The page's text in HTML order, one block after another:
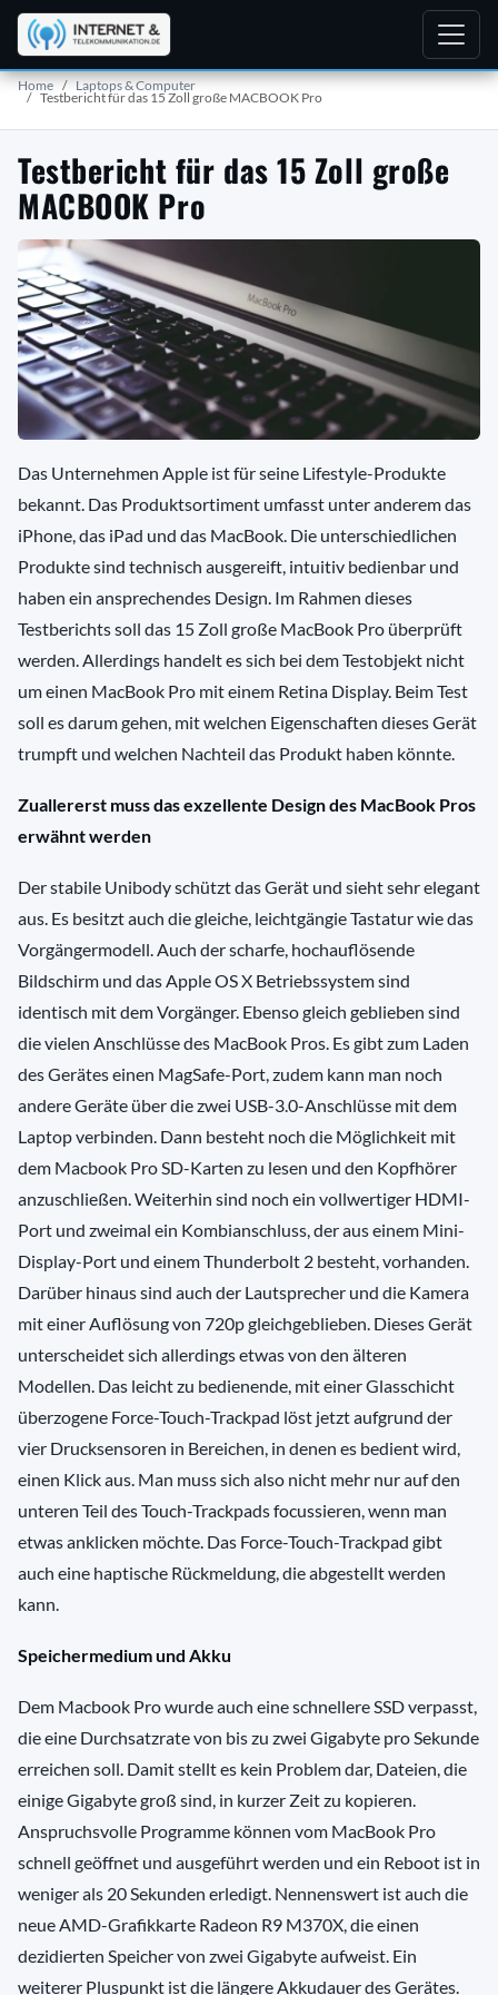
Home Laptops & Computer
Testbericht für das 15 Zoll große MACBOOK Pro
Testbericht für das 15 Zoll große
MACBOOK Pro
Das Unternehmen Apple ist für seine Lifestyle-Produkte
bekannt. Das Produktsortiment umfasst unter anderem das
iPhone, das iPad und das MacBook. Die unterschiedlichen
Produkte sind technisch ausgereift, intuitiv bedienbar und
haben ein ansprechendes Design. Im Rahmen dieses
Testberichts soll das 15 Zoll große MacBook Pro überprüft
werden. Allerdings handelt es sich bei dem Testobjekt nicht
um einen MacBook Pro mit einem Retina Display. Beim Test
soll es darum gehen, mit welchen Eigenschaften dieses Gerät
trumpft und welchen Nachteil das Produkt haben könnte.
Zuallererst muss das exzellente Design des MacBook Pros
erwähnt werden
Der stabile Unibody schützt das Gerät und sieht sehr elegant
aus. Es besitzt auch die gleiche, leichtgängie Tastatur wie das
Vorgängermodell. Auch der scharfe, hochauflösende
Bildschirm und das Apple OS X Betriebssystem sind
identisch mit dem Vorgänger. Ebenso gleich geblieben sind
die vielen Anschlüsse des MacBook Pros. Es gibt zum Laden
des Gerätes einen MagSafe-Port, zudem kann man noch
andere Geräte über die zwei USB-3.0-Anschlüsse mit dem
Laptop verbinden. Dann besteht noch die Möglichkeit mit
dem Macbook Pro SD-Karten zu lesen und den Kopfhörer
anzuschließen. Weiterhin sind noch ein vollwertiger HDMI-
Port und zweimal ein Kombianschluss, der aus einem Mini-
Display-Port und einem Thunderbolt 2 besteht, vorhanden.
Darüber hinaus sind auch der Lautsprecher und die Kamera
mit einer Auflösung von 720p gleichgeblieben. Dieses Gerät
unterscheidet sich allerdings etwas von den älteren
Modellen. Das leicht zu bedienende, mit einer Glasschicht
überzogene Force-Touch-Trackpad löst jetzt aufgrund der
vier Drucksensoren in Bereichen, in denen es bedient wird,
einen Klick aus. Man muss sich also nicht mehr nur auf den
unteren Teil des Touch-Trackpads focussieren, wenn man
etwas anklicken möchte. Das Force-Touch-Trackpad gibt
auch eine haptische Rückmeldung, die abgestellt werden
kann.
Speichermedium und Akku
Dem Macbook Pro wurde auch eine schnellere SSD verpasst,
die eine Durchsatzrate von bis zu zwei Gigabyte pro Sekunde
erreichen soll. Damit stellt es kein Problem dar, Dateien, die
einige Gigabyte groß sind, in kurzer Zeit zu kopieren.
Anspruchsvolle Programme können vom MacBook Pro
schnell geöffnet und ausgeführt werden und ein Reboot ist in
weniger als 20 Sekunden erledigt. Nennenswert ist auch die
neue AMD-Grafikkarte Radeon R9 M370X, die einen
dezidierten Speicher von zwei Gigabyte aufweist. Ein
weiterer Pluspunkt ist die längere Akkudauer des Gerätes.